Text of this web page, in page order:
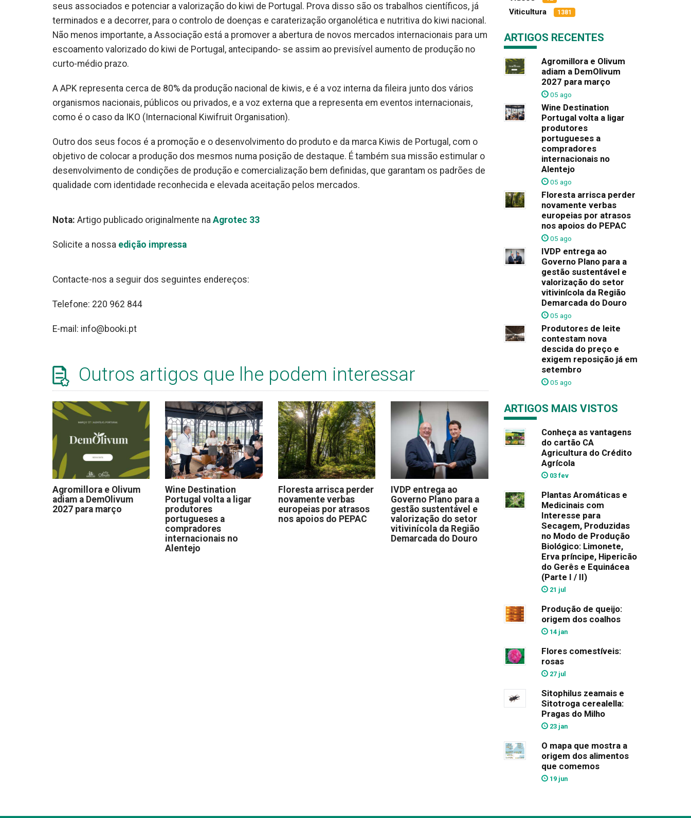
seus associados e potenciar a valorização do kiwi de Portugal. Prova disso são os trabalhos científicos, já
terminados e a decorrer, para o controlo de doenças e caraterização organolética e nutritiva do kiwi nacional.
Não menos importante, a Associação está a promover a abertura de novos mercados internacionais para um
escoamento valorizado do kiwi de Portugal, antecipando- se assim ao previsível aumento de produção no
curto-médio prazo.
A APK representa cerca de 80% da produção nacional de kiwis, e é a voz interna da fileira junto dos vários
organismos nacionais, públicos ou privados, e a voz externa que a representa em eventos internacionais,
como é o caso da IKO (Internacional Kiwifruit Organisation).
Outro dos seus focos é a promoção e o desenvolvimento do produto e da marca Kiwis de Portugal, com o
objetivo de colocar a produção dos mesmos numa posição de destaque. É também sua missão estimular o
desenvolvimento de condições de produção e comercialização bem definidas, que garantam os padrões de
qualidade com identidade reconhecida e elevada aceitação pelos mercados.
Nota: Artigo publicado originalmente na Agrotec 33
Solicite a nossa edição impressa
Contacte-nos a seguir dos seguintes endereços:
Telefone: 220 962 844
E-mail: info@booki.pt
Outros artigos que lhe podem interessar
Agromillora e Olivum
adiam a DemOlivum
2027 para março
Wine Destination
Portugal volta a ligar
produtores
portugueses a
compradores
internacionais no
Alentejo
Floresta arrisca perder
novamente verbas
europeias por atrasos
nos apoios do PEPAC
IVDP entrega ao
Governo Plano para a
gestão sustentável e
valorização do setor
vitivinícola da Região
Demarcada do Douro
Viticultura 1381
ARTIGOS RECENTES
Agromillora e Olivum
adiam a DemOlivum
2027 para março
05 ago
Wine Destination
Portugal volta a ligar
produtores
portugueses a
compradores
internacionais no
Alentejo
05 ago
Floresta arrisca perder
novamente verbas
europeias por atrasos
nos apoios do PEPAC
05 ago
IVDP entrega ao
Governo Plano para a
gestão sustentável e
valorização do setor
vitivinícola da Região
Demarcada do Douro
05 ago
Produtores de leite
contestam nova
descida do preço e
exigem reposição já em
setembro
05 ago
ARTIGOS MAIS VISTOS
Conheça as vantagens
do cartão CA
Agricultura do Crédito
Agrícola
03 fev
Plantas Aromáticas e
Medicinais com
Interesse para
Secagem, Produzidas
no Modo de Produção
Biológico: Limonete,
Erva príncipe, Hipericão
do Gerês e Equinácea
(Parte I / II)
21 jul
Produção de queijo:
origem dos coalhos
14 jan
Flores comestíveis:
rosas
27 jul
Sitophilus zeamais e
Sitotroga cerealella:
Pragas do Milho
23 jan
O mapa que mostra a
origem dos alimentos
que comemos
19 jun